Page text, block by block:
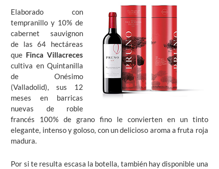
Elaborado con
tempranillo y 10% de
cabernet sauvignon
de las 64 hectáreas
que Finca Villacreces
cultiva en Quintanilla
de Onésimo
(Valladolid), sus 12
meses en barricas
nuevas de roble
francés 100% de grano fino le convierten en un tinto
elegante, intenso y goloso, con un delicioso aroma a fruta roja
madura.
Por si te resulta escasa la botella, también hay disponible una